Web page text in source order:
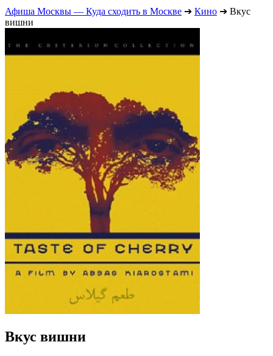
Афиша Москвы — Куда сходить в Москве ➔ Кино ➔ Вкус
вишни
Вкус вишни